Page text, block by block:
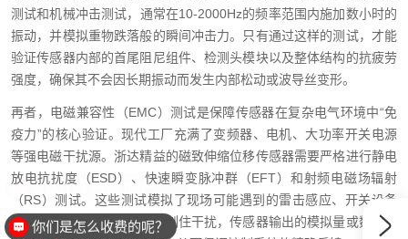
测试和机械冲击测试，通常在10-2000Hz的频率范围内施加数小时的
振动，并模拟重物跌落般的瞬间冲击力。只有通过这样的测试，才能
验证传感器内部的首尾阻尼组件、检测头模块以及整体结构的抗疲劳
强度，确保其不会因长期振动而发生内部松动或波导丝变形。
再者，电磁兼容性（EMC）测试是保障传感器在复杂电气环境中“免
疫力”的核心验证。现代工厂充满了变频器、电机、大功率开关电源
等强电磁干扰源。浙达精益的磁致伸缩位移传感器需要严格进行静电
放电抗扰度（ESD）、快速瞬变脉冲群（EFT）和射频电磁场辐射
（RS）测试。这些测试模拟了现场可能遇到的雷击感应、开关设备
的电弧干扰等。只有成功抑制住干扰，传感器输出的模拟量或数字量
你们是怎么收费的呢？